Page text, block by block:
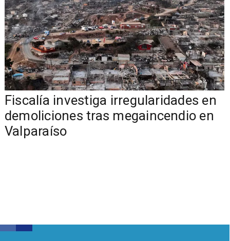
Fiscalía investiga irregularidades en
demoliciones tras megaincendio en
Valparaíso